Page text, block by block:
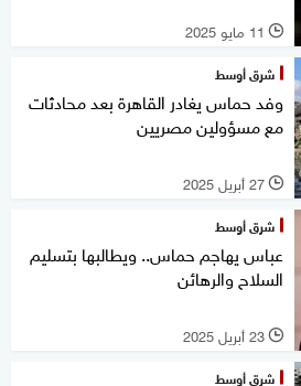
l 11 مايو 2025
شرق أوسط
وفد حماس يغادر القاهرة بعد محادثات
مع مسؤولين مصريين
l 27 أبريل 2025
شرق أوسط
عباس يهاجم حماس.. ويطالبها بتسليم
السلاح والرهائن
l 23 أبريل 2025
شرق أوسط